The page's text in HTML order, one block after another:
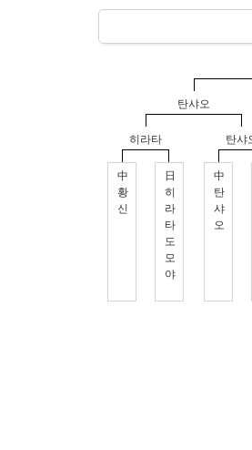
탄샤오
히라타
中
황
신
日
히
라
타
도
모
야
탄샤
中
탄
샤
오